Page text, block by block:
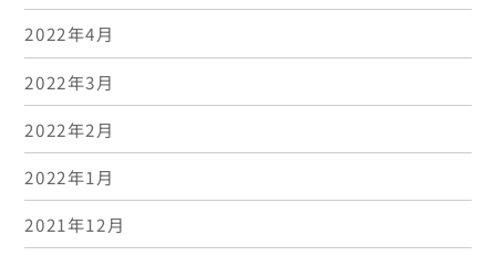
2022年4月
2022年3月
2022年2月
2022年1月
2021年12月